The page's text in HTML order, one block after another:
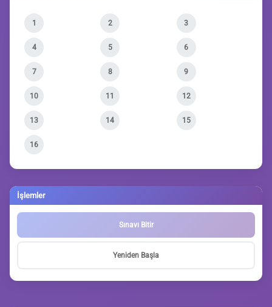
1 2 3
4 5 6
7 8 9
10 11 12
13 14 15
16
İşlemler
Sınavı Bitir
Yeniden Başla